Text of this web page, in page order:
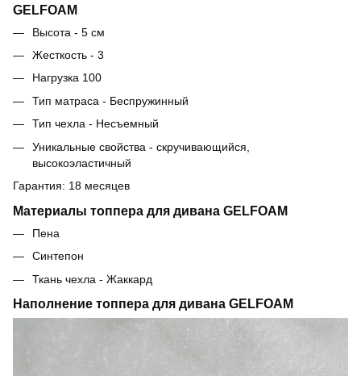
GELFOAM
Высота - 5 см
Жесткость - 3
Нагрузка 100
Тип матраса - Беспружинный
Тип чехла - Несъемный
Уникальные свойства - скручивающийся,
высокоэластичный
Гарантия: 18 месяцев
Материалы топпера для дивана GELFOAM
Пена
Синтепон
Ткань чехла - Жаккард
Наполнение топпера для дивана GELFOAM